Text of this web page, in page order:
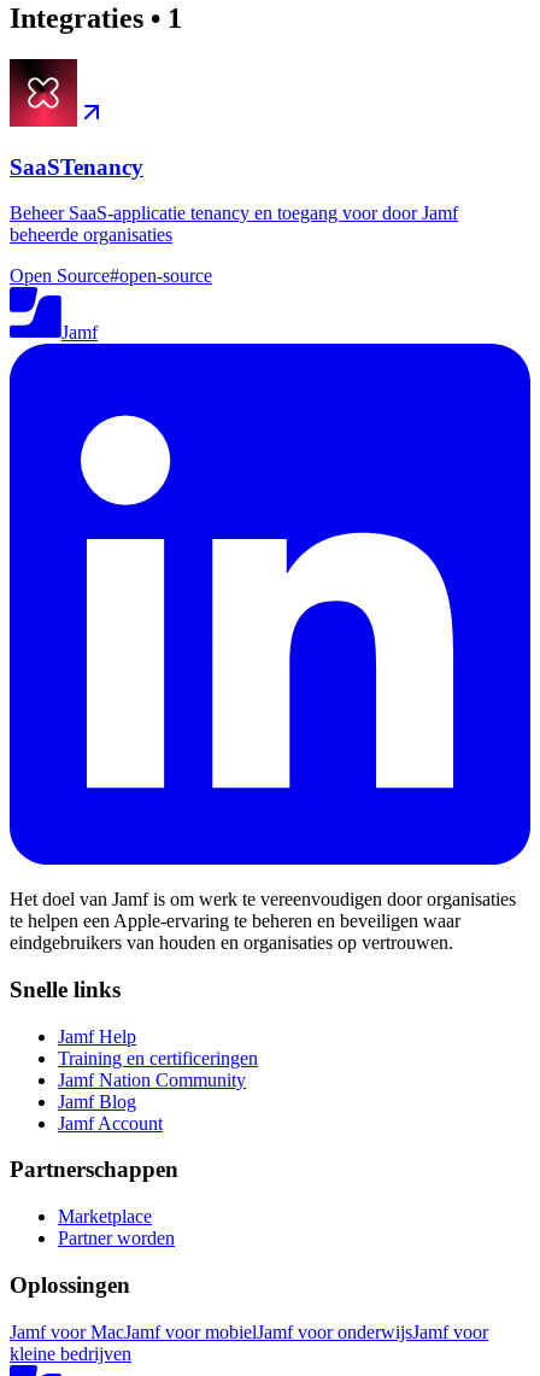
Integraties • 1
SaaSTenancy
Beheer SaaS-applicatie tenancy en toegang voor door Jamf
beheerde organisaties
Open Source#open-source
Jamf
Het doel van Jamf is om werk te vereenvoudigen door organisaties
te helpen een Apple-ervaring te beheren en beveiligen waar
eindgebruikers van houden en organisaties op vertrouwen.
Snelle links
Jamf Help
Training en certificeringen
Jamf Nation Community
Jamf Blog
Jamf Account
Partnerschappen
Marketplace
Partner worden
Oplossingen
Jamf voor MacJamf voor mobielJamf voor onderwijsJamf voor
kleine bedrijven